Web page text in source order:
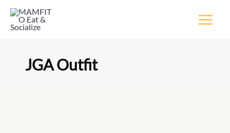
springen
Zum
Inhalt
JGA Outfit